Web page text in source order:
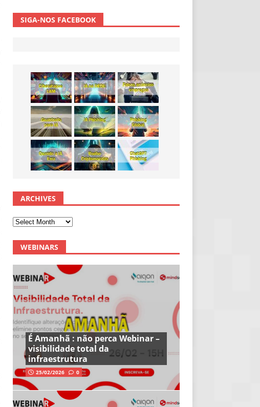
SIGA-NOS FACEBOOK
ARCHIVES
WEBINARS
É Amanhã : não perca Webinar –
visibilidade total da
infraestrutura
25/02/2026 0